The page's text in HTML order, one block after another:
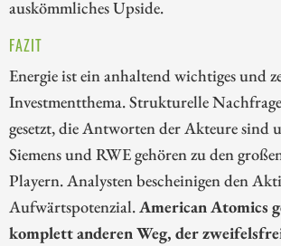
auskömmliches Upside.
FAZIT
Energie ist ein anhaltend wichtiges und
Investmentthema. Strukturelle
gesetzt, die Antworten der Akteure sind
Siemens und RWE gehören zu den
Playern. Analysten bescheinigen den
Aufwärtspotenzial. American Atomics
komplett anderen Weg, der